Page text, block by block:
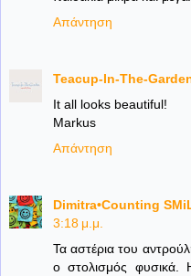
Απάντηση
Teacup-In-The-
It all looks beautiful!
Markus
Απάντηση
Dimitra•Counting
3:18 μ.μ.
Τα αστέρια του
ο στολισμός φυσικά.